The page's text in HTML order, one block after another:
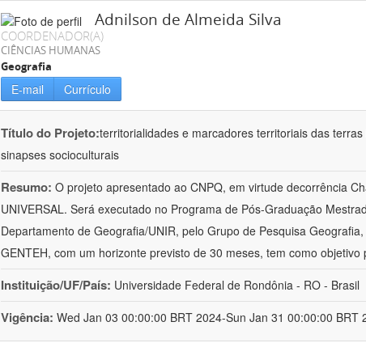
Adnilson de Almeida Silva
COORDENADOR(A)
CIÊNCIAS HUMANAS
Geografia
E-mail Currículo
Título do Projeto:territorialidades e marcadores territoriais das
sinapses socioculturais
Resumo: O projeto apresentado ao CNPQ, em virtude decorrência
UNIVERSAL. Será executado no Programa de Pós-Graduação
Departamento de Geografia/UNIR, pelo Grupo de Pesquisa Geografia,
GENTEH, com um horizonte previsto de 30 meses, tem como objetivo
Instituição/UF/País: Universidade Federal de Rondônia - RO - Brasil
Vigência: Wed Jan 03 00:00:00 BRT 2024-Sun Jan 31 00:00:00 BRT